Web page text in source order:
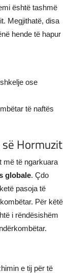
është tashmë
Megjithatë, disa
hende të hapur
ose
të naftës
Hormuzit
më të ngarkuara
globale. Çdo
pasoja të
Për këtë
i rëndësishëm
e tij për të